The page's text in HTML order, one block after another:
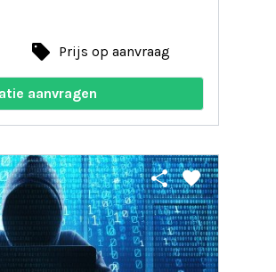
local_offer Prijs op aanvraag
aanvragen
share favorite